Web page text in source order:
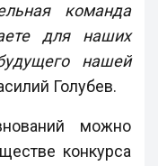
команда
для наших
нашей
Голубев.
можно
конкурса